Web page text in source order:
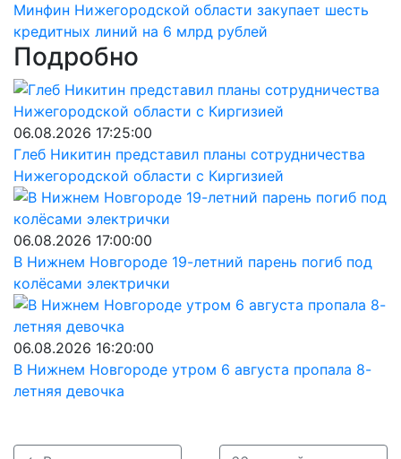
Минфин Нижегородской области закупает шесть
кредитных линий на 6 млрд рублей
Подробно
06.08.2026 17:25:00
Глеб Никитин представил планы сотрудничества
Нижегородской области с Киргизией
06.08.2026 17:00:00
В Нижнем Новгороде 19-летний парень погиб под
колёсами электрички
06.08.2026 16:20:00
В Нижнем Новгороде утром 6 августа пропала 8-
летняя девочка